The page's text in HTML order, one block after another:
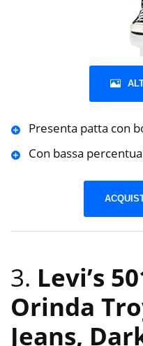
Presenta patta con
Con bassa
3. Levi’s
Orinda
Jeans,